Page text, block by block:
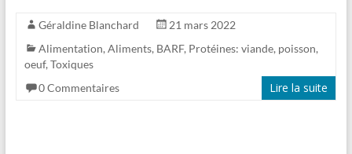
Géraldine Blanchard
21 mars 2022
Alimentation, Aliments, BARF, Protéines: viande, poisson,
oeuf, Toxiques
0 Commentaires
Lire la suite